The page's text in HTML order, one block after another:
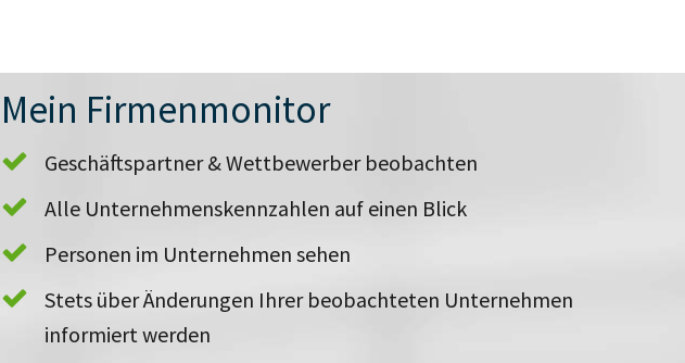
Mein Firmenmonitor
Geschäftspartner & Wettbewerber beobachten
Alle Unternehmenskennzahlen auf einen Blick
Personen im Unternehmen sehen
Stets über Änderungen Ihrer beobachteten Unternehmen
informiert werden